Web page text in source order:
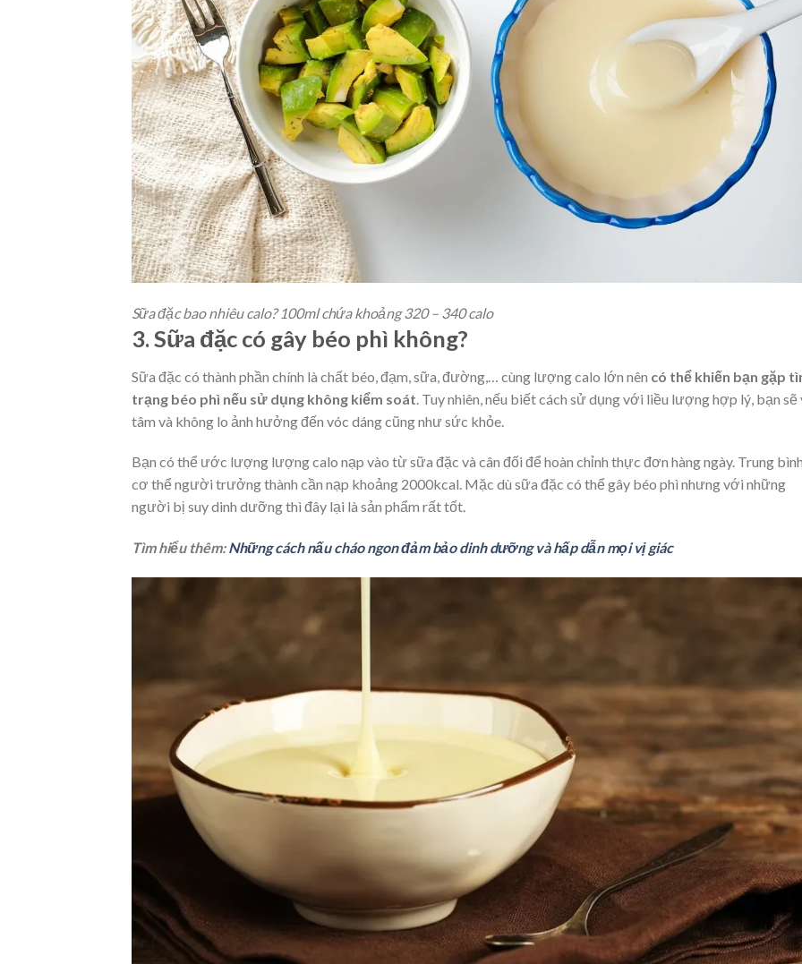
Sữa đặc bao nhiêu calo? 100ml chứa khoảng 320 – 340 calo
3. Sữa đặc có gây béo phì không?
Sữa đặc có thành phần chính là chất béo, đạm, sữa, đường,… cùng lượng calo lớn nên có thể khiến bạn gặp
trạng béo phì nếu sử dụng không kiểm soát . Tuy nhiên, nếu biết cách sử dụng với liều lượng hợp lý, bạn sẽ
tâm và không lo ảnh hưởng đến vóc dáng cũng như sức khỏe.
Bạn có thể ước lượng lượng calo nạp vào từ sữa đặc và cân đối để hoàn chỉnh thực đơn hàng ngày. Trung
cơ thể người trưởng thành cần nạp khoảng 2000kcal. Mặc dù sữa đặc có thể gây béo phì nhưng với những
người bị suy dinh dưỡng thì đây lại là sản phẩm rất tốt.
Tìm hiểu thêm:Những cách nấu cháo ngon đảm bảo dinh dưỡng và hấp dẫn mọi vị giác